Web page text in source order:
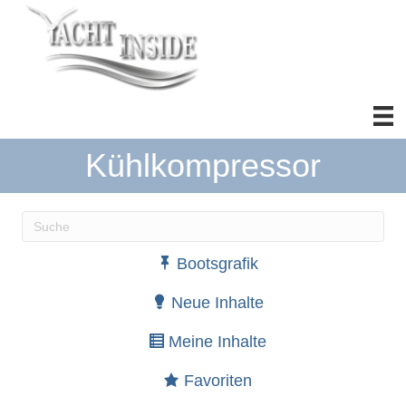
Kühlkompressor
Wenn die Ergebnisse der automatischen
Bootsgrafik
Neue Inhalte
Meine Inhalte
Favoriten